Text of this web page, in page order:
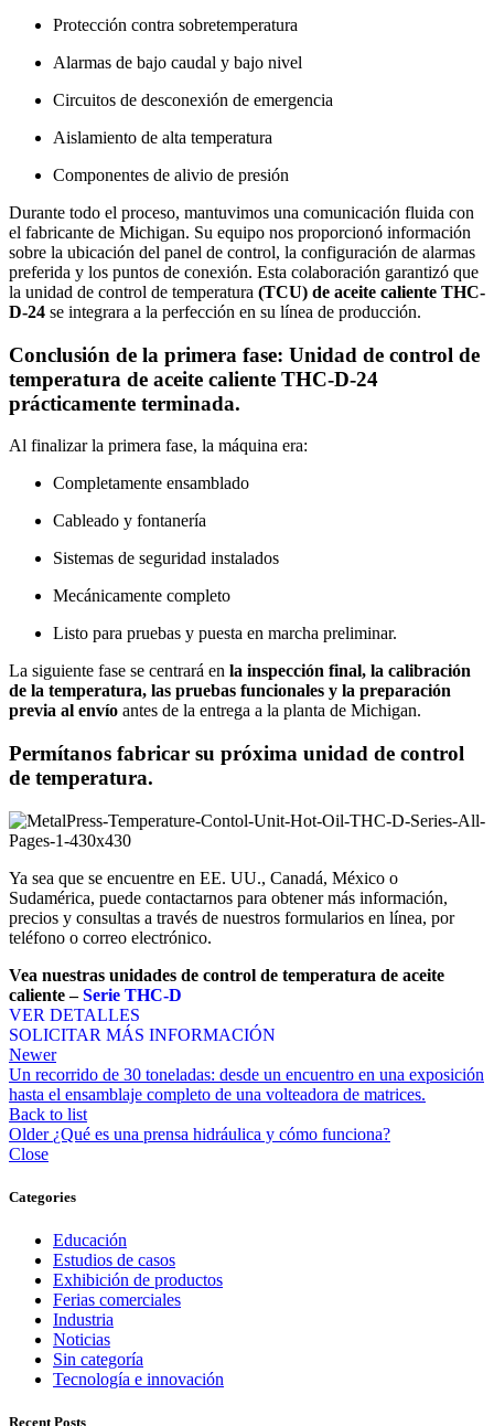
Protección contra sobretemperatura
Alarmas de bajo caudal y bajo nivel
Circuitos de desconexión de emergencia
Aislamiento de alta temperatura
Componentes de alivio de presión
Durante todo el proceso, mantuvimos una comunicación fluida con
el fabricante de Michigan. Su equipo nos proporcionó información
sobre la ubicación del panel de control, la configuración de alarmas
preferida y los puntos de conexión. Esta colaboración garantizó que
la unidad de control de temperatura (TCU) de aceite caliente THC-
D-24 se integrara a la perfección en su línea de producción.
Conclusión de la primera fase: Unidad de control de
temperatura de aceite caliente THC-D-24
prácticamente terminada.
Al finalizar la primera fase, la máquina era:
Completamente ensamblado
Cableado y fontanería
Sistemas de seguridad instalados
Mecánicamente completo
Listo para pruebas y puesta en marcha preliminar.
La siguiente fase se centrará en la inspección final, la calibración
de la temperatura, las pruebas funcionales y la preparación
previa al envío antes de la entrega a la planta de Michigan.
Permítanos fabricar su próxima unidad de control
de temperatura.
Ya sea que se encuentre en EE. UU., Canadá, México o
Sudamérica, puede contactarnos para obtener más información,
precios y consultas a través de nuestros formularios en línea, por
teléfono o correo electrónico.
Vea nuestras unidades de control de temperatura de aceite
caliente –Serie THC-D
VER DETALLES
SOLICITAR MÁS INFORMACIÓN
Newer
Un recorrido de 30 toneladas: desde un encuentro en una exposición
hasta el ensamblaje completo de una volteadora de matrices.
Back to list
Older ¿Qué es una prensa hidráulica y cómo funciona?
Close
Categories
Educación
Estudios de casos
Exhibición de productos
Ferias comerciales
Industria
Noticias
Sin categoría
Tecnología e innovación
Recent Posts